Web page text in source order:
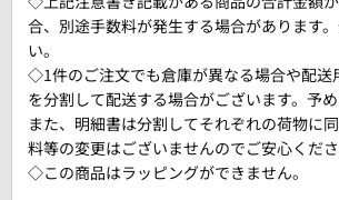
合、別途手数料が発生する場合があります
い。
◇1件のご注文でも倉庫が異なる場合や配送
を分割して配送する場合がございます。予め
また、明細書は分割してそれぞれの荷物に
料等の変更はございませんのでご安心くださ
◇この商品はラッピングができません。